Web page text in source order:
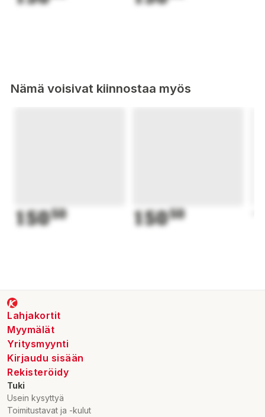
Nämä voisivat kiinnostaa myös
15050 15050
Lahjakortit
Myymälät
Yritysmyynti
Kirjaudu sisään
Rekisteröidy
Tuki
Usein kysyttyä
Toimitustavat ja -kulut